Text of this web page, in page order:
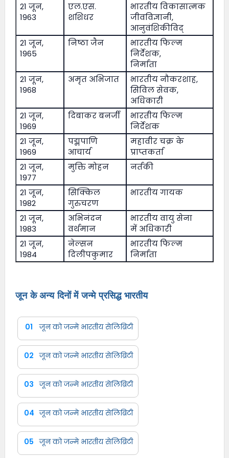
21 जून,
1963
एल.एस.
शशिधर
भारतीय विकासात्मक
जीवविज्ञानी,
आनुवंशिकीविद्
21 जून,
1965
निष्ठा जैन
भारतीय फिल्म
निर्देशक,
निर्माता
21 जून,
1968
अमृत अभिजात
भारतीय नौकरशाह,
सिविल सेवक,
अधिकारी
21 जून,
1969
दिबाकर बनर्जी
भारतीय फिल्म
निर्देशक
21 जून,
1969
पद्मपाणि
आचार्य
महावीर चक्र के
प्राप्तकर्ता
21 जून,
1977
मुक्ति मोहन नर्तकी
21 जून,
1982
सिक्किल
गुरुचरण
भारतीय गायक
21 जून,
1983
अभिनंदन
वर्थमान
भारतीय वायु सेना
में अधिकारी
21 जून,
1984
नेल्सन
दिलीपकुमार
भारतीय फिल्म
निर्माता
जून के अन्य दिनों में जन्मे प्रसिद्ध भारतीय
01 जून को जन्मे भारतीय सेलिब्रिटी
02 जून को जन्मे भारतीय सेलिब्रिटी
03 जून को जन्मे भारतीय सेलिब्रिटी
04 जून को जन्मे भारतीय सेलिब्रिटी
05 जून को जन्मे भारतीय सेलिब्रिटी